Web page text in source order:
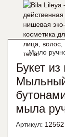
Мыло
Букет
мыла
Артикул: 12562